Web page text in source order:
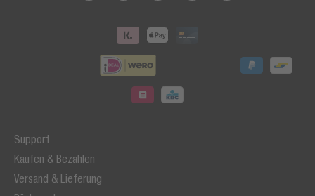
Support
Kaufen & Bezahlen
Versand & Lieferung